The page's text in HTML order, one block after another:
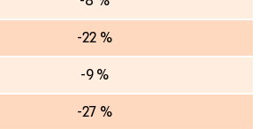
-22 %
-9 %
-27 %